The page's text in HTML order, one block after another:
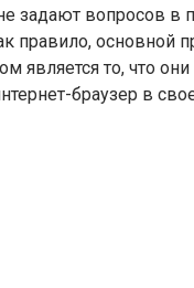
задают вопросов в
правило, основной
является то, что
браузер в